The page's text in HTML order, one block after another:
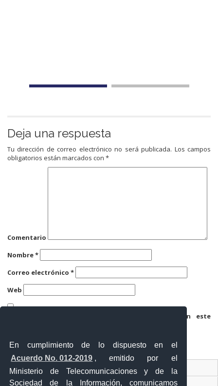
En cumplimiento de lo dispuesto en el
Acuerdo No. 012-2019 , emitido por el
Ministerio de Telecomunicaciones y de la
Sociedad de la Información, comunicamos
Deja una respuesta
Tu dirección de correo electrónico no será publicada. Los campos
obligatorios están marcados con *
Comentario
Nombre*
Correo electrónico *
Web
Guarda mi nombre, correo electrónico y web en este
Contacto Ciudadano